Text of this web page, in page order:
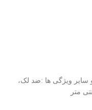
سایر ویژگی ها :ضد لک،